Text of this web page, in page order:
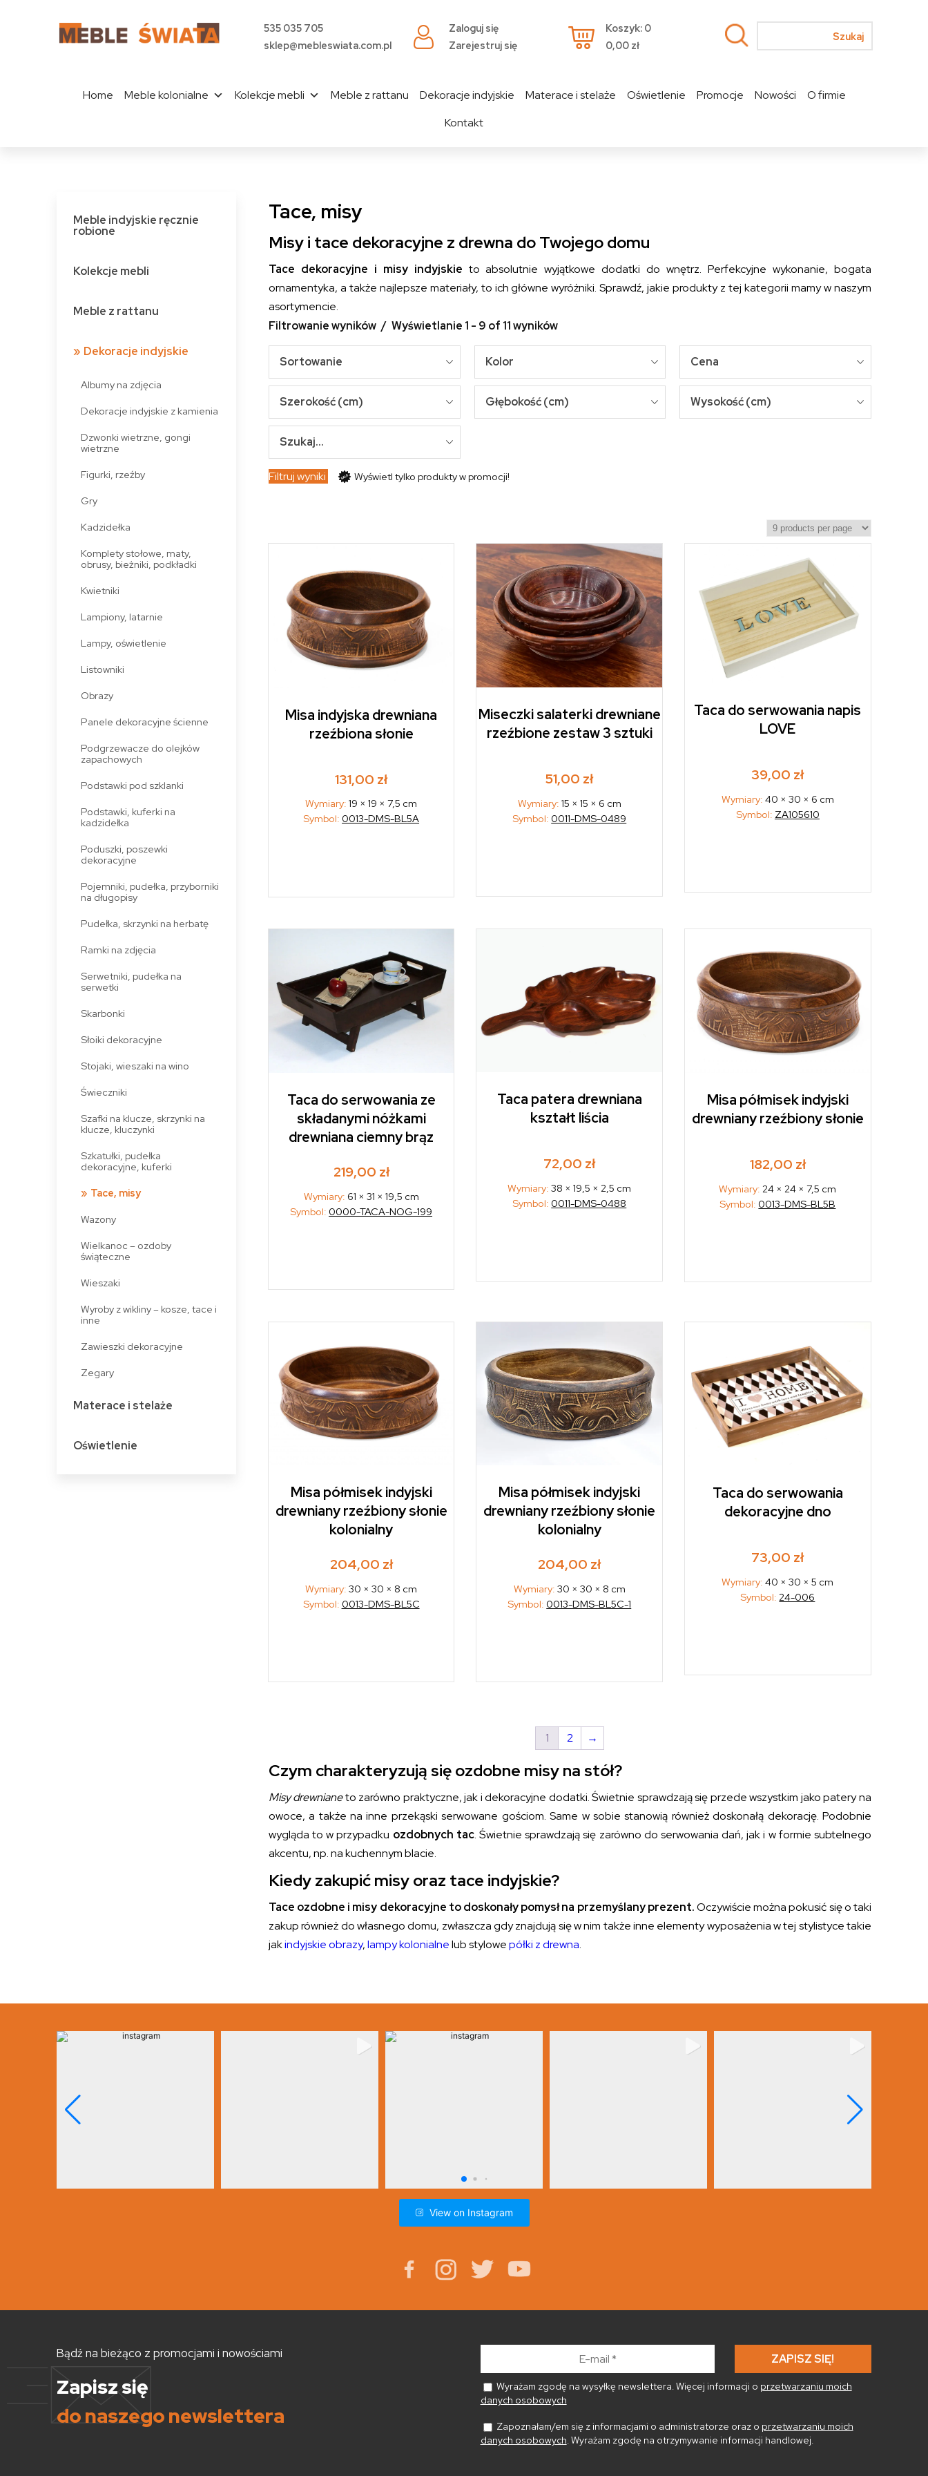
535 035 705
sklep@mebleswiata.com.pl
Zaloguj się
Zarejestruj się
Koszyk: 0
0,00 zł
Home Meble kolonialne Kolekcje mebli Meble z rattanu Dekoracje indyjskie Materace i stelaże Oświetlenie Promocje Nowości
O firmie
Kontakt
Meble indyjskie ręcznie
robione
Kolekcje mebli
Meble z rattanu
Dekoracje indyjskie
Albumy na zdjęcia
Dekoracje indyjskie z kamienia
Dzwonki wietrzne, gongi
wietrzne
Figurki, rzeźby
Gry
Kadzidełka
Komplety stołowe, maty,
obrusy, bieżniki, podkładki
Kwietniki
Lampiony, latarnie
Lampy, oświetlenie
Listowniki
Obrazy
Panele dekoracyjne ścienne
Podgrzewacze do olejków
zapachowych
Podstawki pod szklanki
Podstawki, kuferki na
kadzidełka
Poduszki, poszewki
dekoracyjne
Pojemniki, pudełka, przyborniki
na długopisy
Pudełka, skrzynki na herbatę
Ramki na zdjęcia
Serwetniki, pudełka na
serwetki
Skarbonki
Słoiki dekoracyjne
Stojaki, wieszaki na wino
Świeczniki
Szafki na klucze, skrzynki na
klucze, kluczynki
Szkatułki, pudełka
dekoracyjne, kuferki
Tace, misy
Wazony
Wielkanoc – ozdoby
świąteczne
Wieszaki
Wyroby z wikliny – kosze, tace i
inne
Zawieszki dekoracyjne
Zegary
Materace i stelaże
Oświetlenie
Tace, misy
Misy i tace dekoracyjne z drewna do Twojego domu
Tace dekoracyjne i misy indyjskie to absolutnie wyjątkowe dodatki do wnętrz. Perfekcyjne wykonanie, bogata
ornamentyka, a także najlepsze materiały, to ich główne wyróżniki. Sprawdź, jakie produkty z tej kategorii mamy w naszym
asortymencie.
Filtrowanie wyników
Wyświetlanie 1 - 9 of 11 wyników
Sortowanie Kolor Cena
Szerokość (cm) Głębokość (cm) Wysokość (cm)
Szukaj...
Filtruj wyniki Wyświetl tylko produkty w promocji!
Misa indyjska drewniana
rzeźbiona słonie
131,00 zł
Wymiary:19 × 19 × 7,5 cm
Symbol: 0013-DMS-BL5A
Miseczki salaterki drewniane
rzeźbione zestaw 3 sztuki
51,00 zł
Wymiary: 15 × 15 × 6 cm
Symbol: 0011-DMS-0489
Taca do serwowania napis
LOVE
39,00 zł
Wymiary: 40 × 30 × 6 cm
Symbol: ZA105610
Taca do serwowania ze
składanymi nóżkami
drewniana ciemny brąz
219,00 zł
Wymiary: 61 × 31 × 19,5 cm
Symbol: 0000-TACA-NOG-199
Taca patera drewniana
kształt liścia
72,00 zł
Wymiary:38 × 19,5 × 2,5 cm
Symbol: 0011-DMS-0488
Misa półmisek indyjski
drewniany rzeźbiony słonie
182,00 zł
Wymiary: 24 × 24 × 7,5 cm
Symbol: 0013-DMS-BL5B
Misa półmisek indyjski
drewniany rzeźbiony słonie
kolonialny
204,00 zł
Wymiary:30 × 30 × 8 cm
Symbol: 0013-DMS-BL5C
Misa półmisek indyjski
drewniany rzeźbiony słonie
kolonialny
204,00 zł
Wymiary: 30 × 30 × 8 cm
Symbol: 0013-DMS-BL5C-1
Taca do serwowania
dekoracyjne dno
73,00 zł
Wymiary:40 × 30 × 5 cm
Symbol: 24-006
1 2 →
Czym charakteryzują się ozdobne misy na stół?
Misy drewnianeto zarówno praktyczne, jak i dekoracyjne dodatki. Świetnie sprawdzają się przede wszystkim jako patery na
owoce, a także na inne przekąski serwowane gościom. Same w sobie stanowią również doskonałą dekorację. Podobnie
wygląda to w przypadku ozdobnych tac. Świetnie sprawdzają się zarówno do serwowania dań, jak i w formie subtelnego
akcentu, np. na kuchennym blacie.
Kiedy zakupić misy oraz tace indyjskie?
Tace ozdobne i misy dekoracyjne to doskonały pomysł na przemyślany prezent.Oczywiście można pokusić się o taki
zakup również do własnego domu, zwłaszcza gdy znajdują się w nim także inne elementy wyposażenia w tej stylistyce takie
jakindyjskie obrazy,lampy kolonialnelub stylowepółki z drewna.
View on Instagram
Bądź na bieżąco z promocjami i nowościami
Zapisz się
do naszego newslettera
Wyrażam zgodę na wysyłkę newslettera. Więcej informacji o przetwarzaniu moich
danych osobowych
Zapoznałam/em się z informacjami o administratorze oraz o przetwarzaniu moich
danych osobowych. Wyrażam zgodę na otrzymywanie informacji handlowej.